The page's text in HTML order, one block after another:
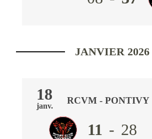
JANVIER 2026
18
janv.
RCVM - PONTIVY
11 - 28